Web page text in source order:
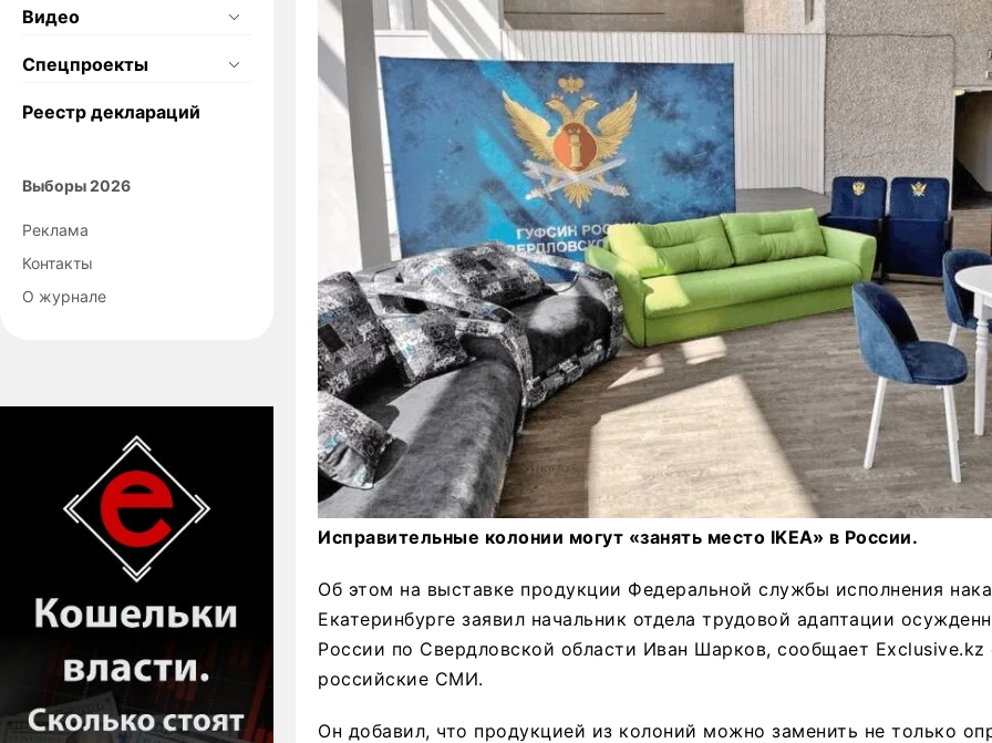
Видео
Спецпроекты
Реестр деклараций
Выборы 2026
Реклама
Контакты
О журнале
Исправительные колонии могут «занять место IKEA» в России.
Об этом на выставке продукции Федеральной службы исполнения
Екатеринбурге заявил начальник отдела трудовой адаптации
России по Свердловской области Иван Шарков, сообщает Exclusive.kz
российские СМИ.
Он добавил, что продукцией из колоний можно заменить не только